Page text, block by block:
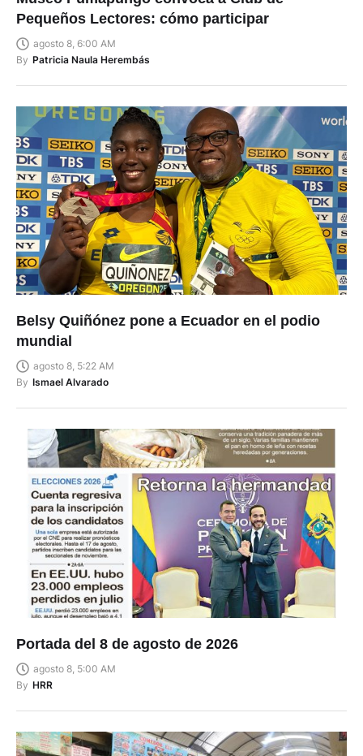
Pequeños Lectores: cómo participar
agosto 8, 6:00 AM
By Patricia Naula Herembás
Belsy Quiñónez pone a Ecuador en el podio
mundial
agosto 8, 5:22 AM
By Ismael Alvarado
Portada del 8 de agosto de 2026
agosto 8, 5:00 AM
By HRR